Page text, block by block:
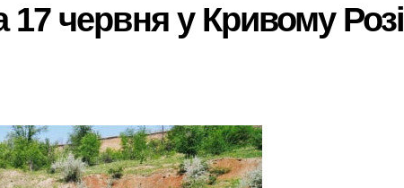
17 червня у Кривому Розі